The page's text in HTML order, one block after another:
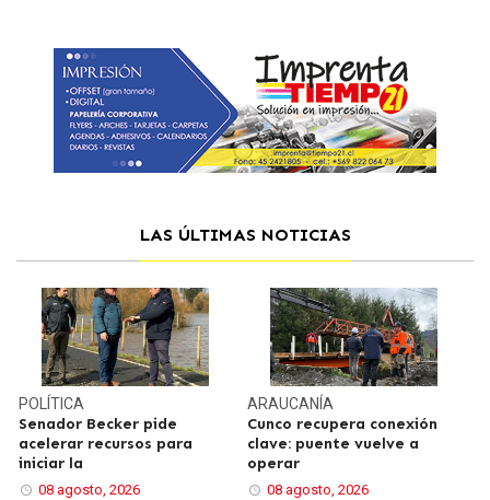
LAS ÚLTIMAS NOTICIAS
POLÍTICA
Senador Becker pide
acelerar recursos para
iniciar la
08 agosto, 2026
ARAUCANÍA
Cunco recupera conexión
clave: puente vuelve a
operar
08 agosto, 2026